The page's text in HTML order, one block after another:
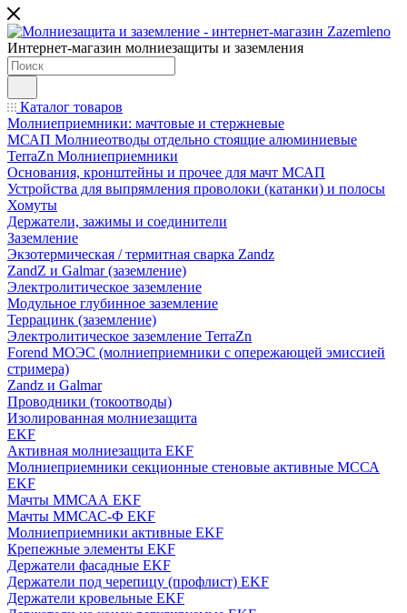
Интернет-магазин молниезащиты и заземления
Каталог товаров
Молниеприемники: мачтовые и стержневые
МСАП Молниеотводы отдельно стоящие алюминиевые
TerraZn Молниеприемники
Основания, кронштейны и прочее для мачт МСАП
Устройства для выпрямления проволоки (катанки) и полосы
Хомуты
Держатели, зажимы и соединители
Заземление
Экзотермическая / термитная сварка Zandz
ZandZ и Galmar (заземление)
Электролитическое заземление
Модульное глубинное заземление
Террацинк (заземление)
Электролитическое заземление TerraZn
Forend МОЭС (молниеприемники с опережающей эмиссией
стримера)
Zandz и Galmar
Проводники (токоотводы)
Изолированная молниезащита
EKF
Активная молниезащита EKF
Молниеприемники секционные стеновые активные МССА
EKF
Мачты ММСАА EKF
Мачты ММСАС-Ф EKF
Молниеприемники активные EKF
Крепежные элементы EKF
Держатели фасадные EKF
Держатели под черепицу (профлист) EKF
Держатели кровельные EKF